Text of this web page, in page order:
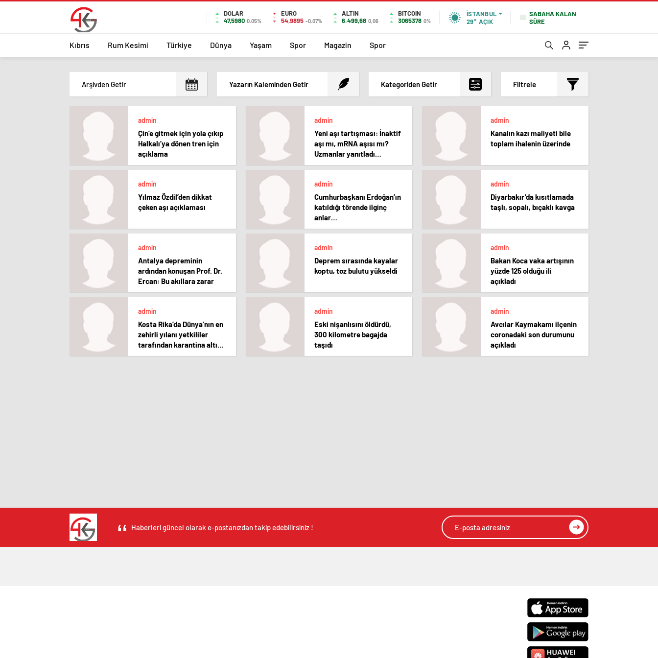
DOLAR
47,5980 0.05%
EURO
54,9895 -0.07%
ALTIN
6.499,68 0,06
BITCOIN
3065378 0%
İSTANBUL
29° AÇIK
SABAHA KALAN
SÜRE
Kıbrıs Rum Kesimi Türkiye Dünya Yaşam Spor Magazin Spor
Yazarın Kaleminden Getir Kategoriden Getir Filtrele
En çok okunanlar
Yorum Sayısına Göre
En eskiler
admin
Çin’e gitmek için yola çıkıp
Halkalı’ya dönen tren için
açıklama
admin
Yeni aşı tartışması: İnaktif
aşı mı, mRNA aşısı mı?
Uzmanlar yanıtladı…
admin
Kanalın kazı maliyeti bile
toplam ihalenin üzerinde
admin
Yılmaz Özdil’den dikkat
çeken aşı açıklaması
admin
Cumhurbaşkanı Erdoğan’ın
katıldığı törende ilginç
anlar…
admin
Diyarbakır’da kısıtlamada
taşlı, sopalı, bıçaklı kavga
admin
Antalya depreminin
ardından konuşan Prof. Dr.
Ercan: Bu akıllara zarar
admin
Deprem sırasında kayalar
koptu, toz bulutu yükseldi
admin
Bakan Koca vaka artışının
yüzde 125 olduğu ili
açıkladı
admin
Kosta Rika’da Dünya’nın en
zehirli yılanı yetkililer
tarafından karantina altına
alındı
admin
Eski nişanlısını öldürdü,
300 kilometre bagajda
taşıdı
admin
Avcılar Kaymakamı ilçenin
coronadaki son durumunu
açıkladı
Haberleri güncel olarak e-postanızdan takip edebilirsiniz !